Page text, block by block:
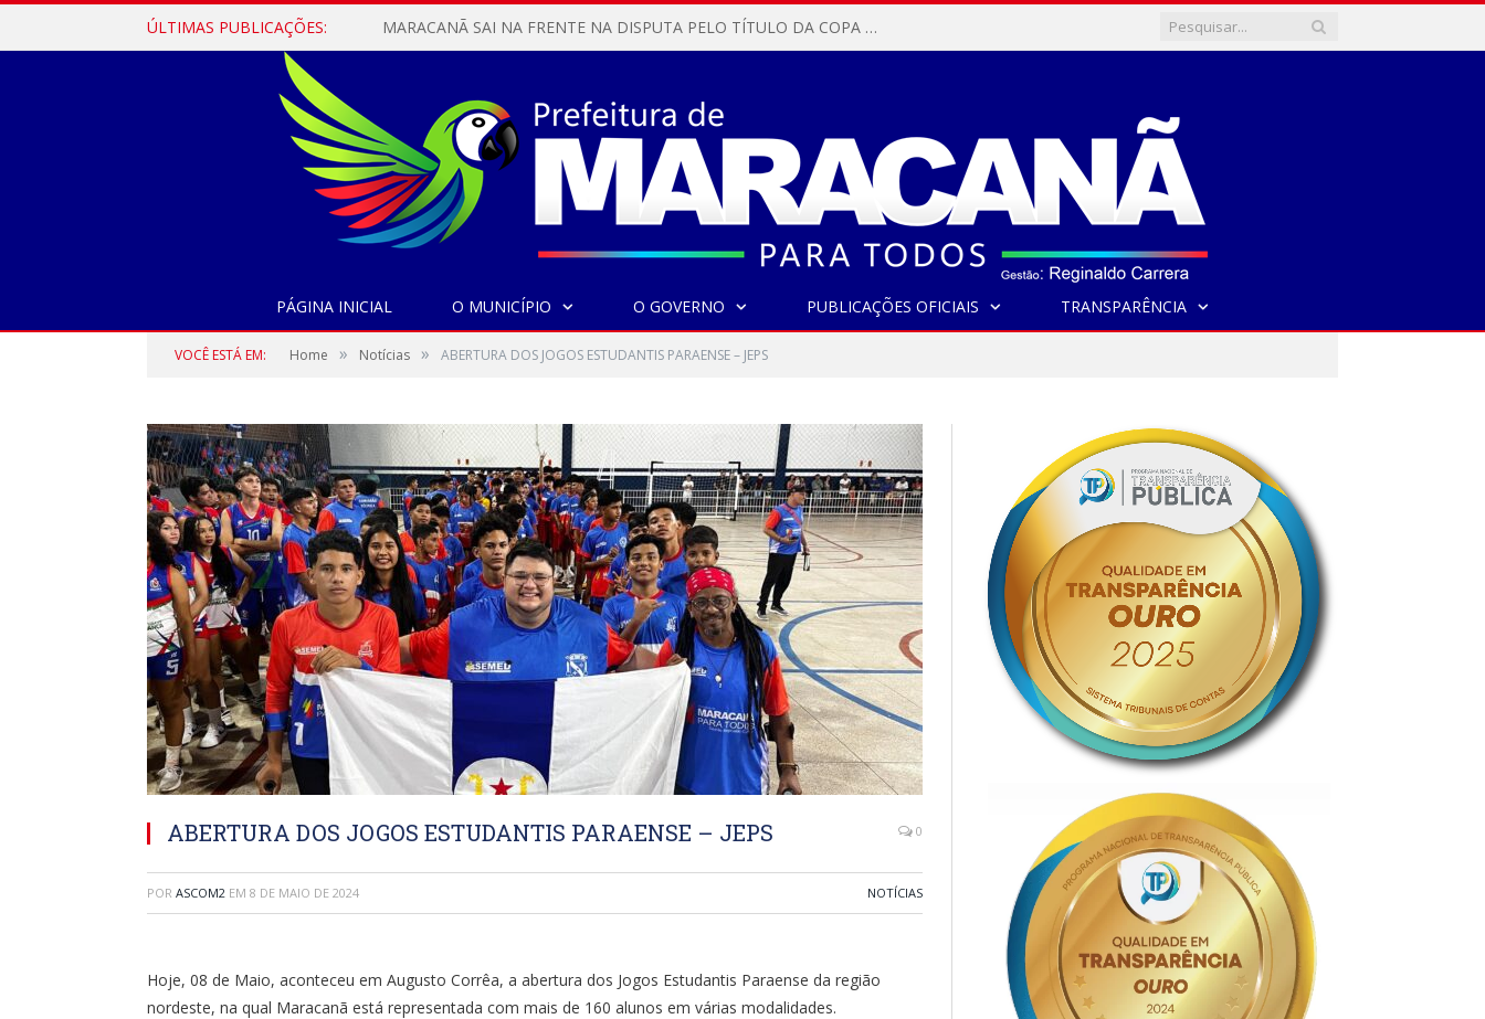
ÚLTIMAS PUBLICAÇÕES: MARACANÃ SAI NA FRENTE NA DISPUTA PELO TÍTULO DA COPA PARÁ SUB-17!
PÁGINA INICIAL O MUNICÍPIO O GOVERNO PUBLICAÇÕES OFICIAIS TRANSPARÊNCIA
VOCÊ ESTÁ EM: Home » Notícias » ABERTURA DOS JOGOS ESTUDANTIS PARAENSE – JEPS
ABERTURA DOS JOGOS ESTUDANTIS PARAENSE – JEPS 0
POR ASCOM2 EM 8 DE MAIO DE 2024 NOTÍCIAS
Hoje, 08 de Maio, aconteceu em Augusto Corrêa, a abertura dos Jogos Estudantis Paraense da região
nordeste, na qual Maracanã está representada com mais de 160 alunos em várias modalidades.